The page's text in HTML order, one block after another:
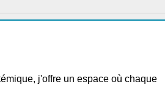
j'offre un espace où chaque